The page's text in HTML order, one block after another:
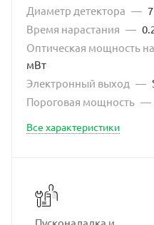
Диаметр детектора —
Время нарастания —
Оптическая мощность
мВт
Электронный выход —
Пороговая мощность —
Все характеристики